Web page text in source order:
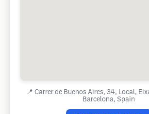
📍 Carrer de Buenos Aires, 34, Local,
Barcelona, Spain